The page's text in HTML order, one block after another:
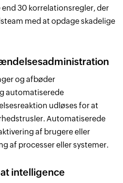
30 korrelationsregler, der
med at opdage skadelige
og afbøder
automatiserede
udløses for at
Automatiserede
af brugere eller
af processer eller systemer.
intelligence